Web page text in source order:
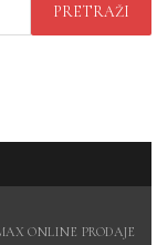
PRETRAŽI
ONLINE PRODAJE